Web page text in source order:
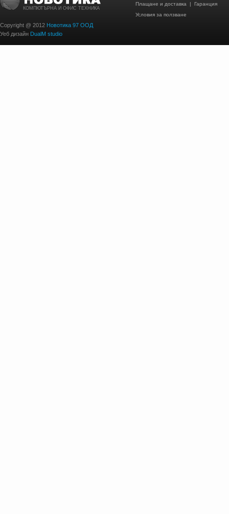
КОМПЮТЪРНА И ОФИС ТЕХНИКА
Copyright @ 2012 Новотика 97 ООД
Уеб дизайн DualM studio
Плащане и доставка | Гаранция
Условия за ползване